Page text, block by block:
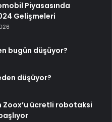
Piyasasında
Gelişmeleri
bugün düşüyor?
düşüyor?
Zoox’u ücretli robotaksi